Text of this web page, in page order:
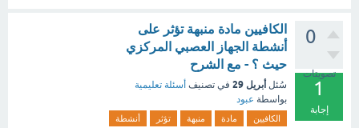
0
تصويتات
1
إجابة
الكافيين مادة منبهة تؤثر على
أنشطة الجهاز العصبي المركزي
حيث ؟ - مع الشرح
سُئل أبريل 29 في تصنيف أسئلة تعليمية
بواسطة عبود
الكافيين مادة منبهة تؤثر
أنشطة